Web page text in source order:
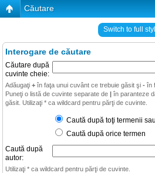
Căutare
Switch to full
Interogare de căutare
Căutare după
cuvinte cheie:
Adăugaţi + în faţa unui cuvânt ce trebuie găsit şi - în
Puneţi o listă de cuvinte separate de | în paranteze
găsit. Utilizaţi * ca wildcard pentru părţi de cuvinte.
Caută după toţi termenii
Caută după orice termen
Caută după
autor:
Utilizaţi * ca wildcard pentru părţi de cuvinte.